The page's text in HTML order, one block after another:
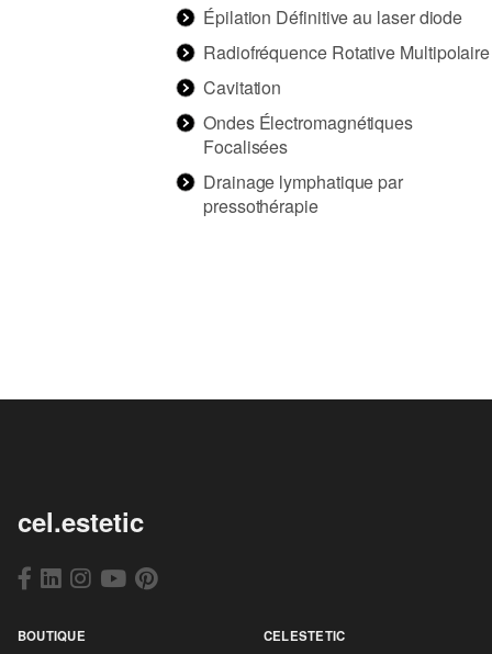
Épilation Définitive au laser diode
Radiofréquence Rotative Multipolaire
Cavitation
Ondes Électromagnétiques
Focalisées
Drainage lymphatique par
pressothérapie
cel.estetic
BOUTIQUE CELESTETIC